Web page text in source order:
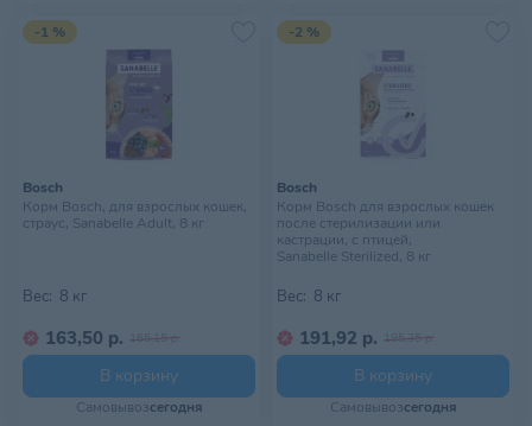
-1 %
Bosch
Корм Bosch, для взрослых кошек,
страус, Sanabelle Adult, 8 кг
Вес: 8 кг
163,50 р. 165,15 р.
В корзину
Самовывозсегодня
-2 %
Bosch
Корм Bosch для взрослых кошек
после стерилизации или
кастрации, с птицей,
Sanabelle Sterilized, 8 кг
Вес: 8 кг
191,92 р. 195,35 р.
В корзину
Самовывозсегодня